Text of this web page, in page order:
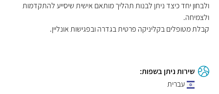
ולבחון יחד כיצד ניתן לבנות תהליך מותאם אישית שיסייע להתקדמות
ולצמיחה.
קבלת מטופלים בקליניקה פרטית בגדרה ובפגישות אונליין.
שירות ניתן בשפות:
עברית